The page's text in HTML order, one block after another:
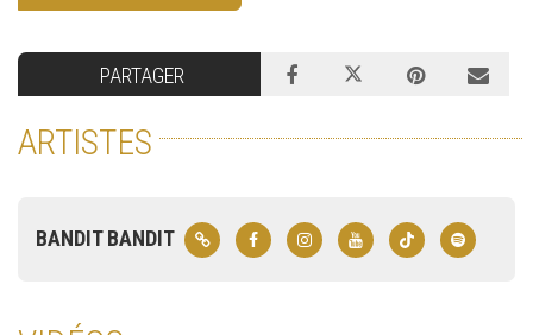
PARTAGER
ARTISTES
BANDIT BANDIT